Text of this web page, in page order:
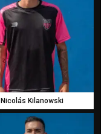
Nicolás Kilanowski